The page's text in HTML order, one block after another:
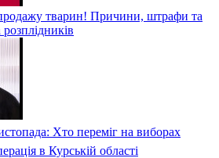
тварин! Причини, штрафи та
Хто переміг на виборах
в Курській області